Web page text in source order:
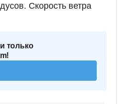
Скорость ветра
только